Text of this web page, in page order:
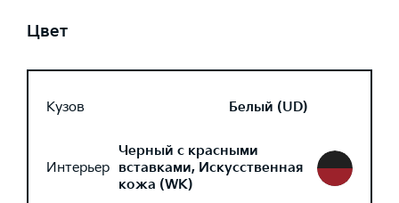
Цвет
Кузов Белый (UD)
Интерьер
Черный с красными
вставками, Искусственная
кожа (WK)